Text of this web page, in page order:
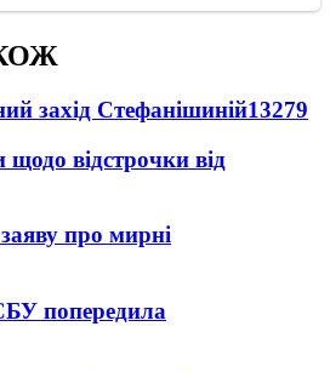
захід Стефанішиній13279
відстрочки від
про мирні
попередила